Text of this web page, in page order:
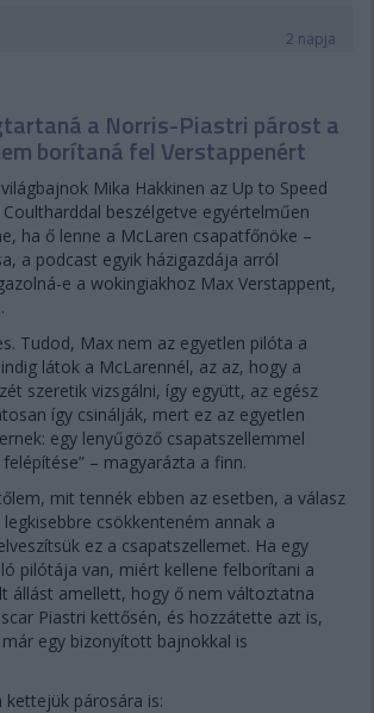
2 napja
a Norris-Piastri párost a
borítaná fel Verstappenért
Mika Hakkinen az Up to Speed
beszélgetve egyértelműen
ha ő lenne a McLaren csapatfőnöke –
a podcast egyik házigazdája arról
e a wokingiakhoz Max Verstappent,
Tudod, Max nem az egyetlen pilóta a
látok a McLarennél, az az, hogy a
szeretik vizsgálni, így együtt, az egész
így csinálják, mert ez az egyetlen
egy lenyűgöző csapatszellemmel
– magyarázta a finn.
mit tennék ebben az esetben, a válasz
csökkenteném annak a
ez a csapatszellemet. Ha egy
pilótája van, miért kellene felborítani a
állást amellett, hogy ő nem változtatna
Piastri kettősén, és hozzátette azt is,
egy bizonyított bajnokkal is
párosára is: